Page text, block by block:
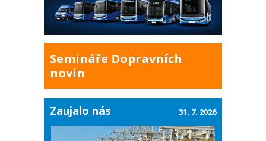
Semináře Dopravních
novin
Zaujalo nás 31. 7. 2026